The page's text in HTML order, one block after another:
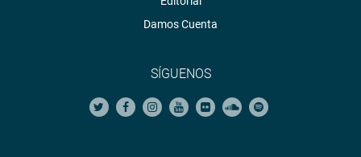
Damos Cuenta
SÍGUENOS